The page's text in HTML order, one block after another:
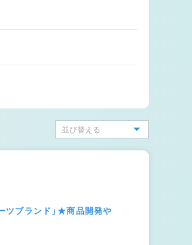
ツブランド」★商品開発や